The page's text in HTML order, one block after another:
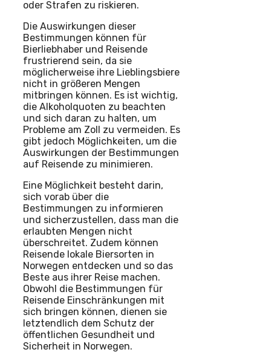
oder Strafen zu riskieren.
Die Auswirkungen dieser
Bestimmungen können für
Bierliebhaber und Reisende
frustrierend sein, da sie
möglicherweise ihre Lieblingsbiere
nicht in größeren Mengen
mitbringen können. Es ist wichtig,
die Alkoholquoten zu beachten
und sich daran zu halten, um
Probleme am Zoll zu vermeiden. Es
gibt jedoch Möglichkeiten, um die
Auswirkungen der Bestimmungen
auf Reisende zu minimieren.
Eine Möglichkeit besteht darin,
sich vorab über die
Bestimmungen zu informieren
und sicherzustellen, dass man die
erlaubten Mengen nicht
überschreitet. Zudem können
Reisende lokale Biersorten in
Norwegen entdecken und so das
Beste aus ihrer Reise machen.
Obwohl die Bestimmungen für
Reisende Einschränkungen mit
sich bringen können, dienen sie
letztendlich dem Schutz der
öffentlichen Gesundheit und
Sicherheit in Norwegen.